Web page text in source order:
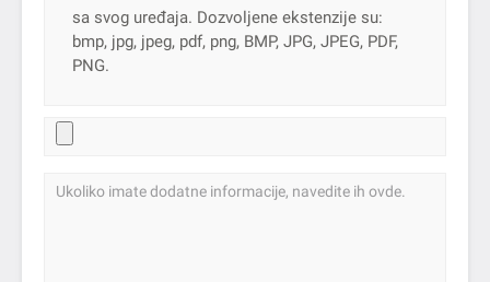
sa svog uređaja. Dozvoljene ekstenzije su:
bmp, jpg, jpeg, pdf, png, BMP, JPG, JPEG, PDF,
PNG.